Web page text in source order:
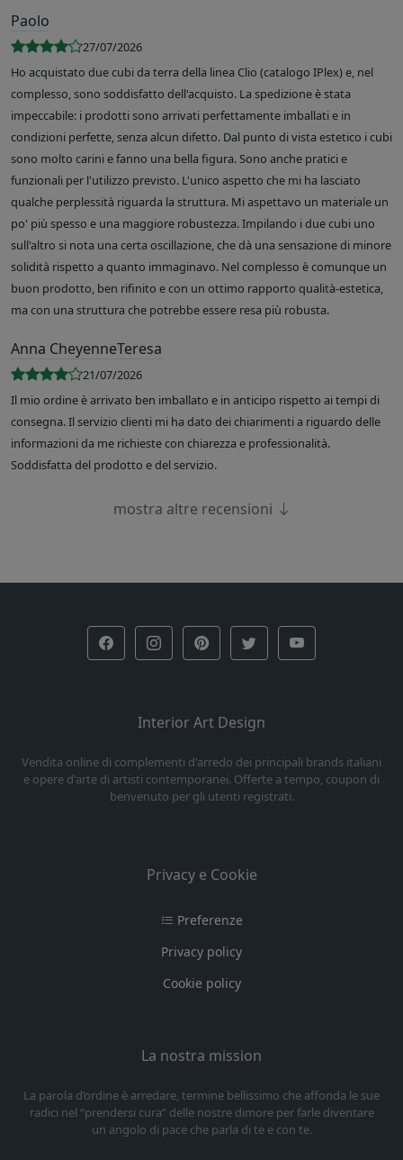
Paolo
27/07/2026
Ho acquistato due cubi da terra della linea Clio (catalogo IPlex) e, nel
complesso, sono soddisfatto dell'acquisto. La spedizione è stata
impeccabile: i prodotti sono arrivati perfettamente imballati e in
condizioni perfette, senza alcun difetto. Dal punto di vista estetico i cubi
sono molto carini e fanno una bella figura. Sono anche pratici e
funzionali per l'utilizzo previsto. L'unico aspetto che mi ha lasciato
qualche perplessità riguarda la struttura. Mi aspettavo un materiale un
po' più spesso e una maggiore robustezza. Impilando i due cubi uno
sull'altro si nota una certa oscillazione, che dà una sensazione di minore
solidità rispetto a quanto immaginavo. Nel complesso è comunque un
buon prodotto, ben rifinito e con un ottimo rapporto qualità-estetica,
ma con una struttura che potrebbe essere resa più robusta.
Anna CheyenneTeresa
21/07/2026
Il mio ordine è arrivato ben imballato e in anticipo rispetto ai tempi di
consegna. Il servizio clienti mi ha dato dei chiarimenti a riguardo delle
informazioni da me richieste con chiarezza e professionalità.
Soddisfatta del prodotto e del servizio.
mostra altre recensioni
Interior Art Design
Vendita online di complementi d'arredo dei principali brands italiani
e opere d'arte di artisti contemporanei. Offerte a tempo, coupon di
benvenuto per gli utenti registrati.
Privacy e Cookie
Preferenze
Privacy policy
Cookie policy
La nostra mission
La parola d’ordine è arredare, termine bellissimo che affonda le sue
radici nel “prendersi cura” delle nostre dimore per farle diventare
un angolo di pace che parla di te e con te.